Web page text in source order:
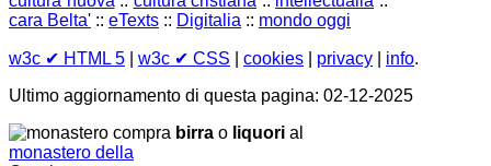
cara Belta' :: eTexts :: Digitalia :: mondo oggi
w3c ✔ HTML 5 w3c ✔ CSS cookies privacy info.
Ultimo aggiornamento di questa pagina: 02-12-2025
compra birra o liquori al
monastero della